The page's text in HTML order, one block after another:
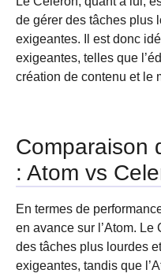
de gérer des tâches plus
exigeantes. Il est donc
exigeantes, telles que
création de contenu et le
Comparaison
: Atom vs
En termes de
en avance sur l’Atom.
des tâches plus lourdes
exigeantes, tandis que